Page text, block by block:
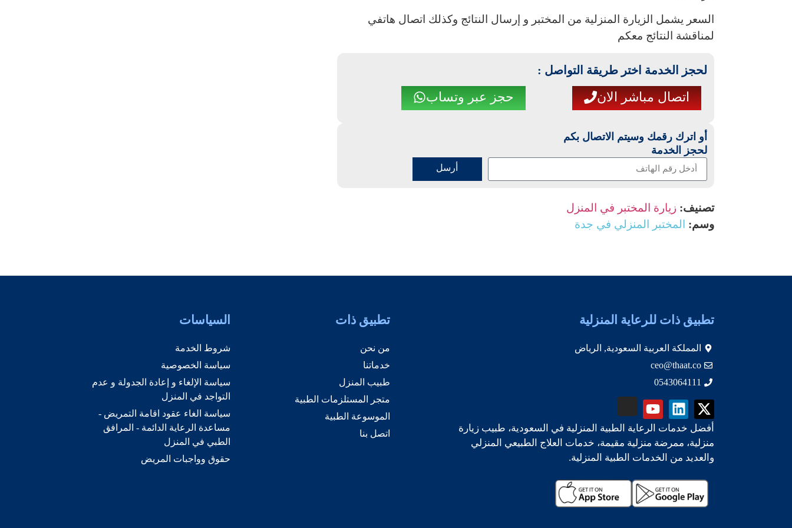
السعر يشمل الزيارة المنزلية من المختبر و إرسال النتائج وكذلك اتصال هاتفي
لمناقشة النتائج معكم
لحجز الخدمة اختر طريقة التواصل :
اتصال مباشر الان حجز عبر وتساب
أو اترك رقمك وسيتم الاتصال بكم
لحجز الخدمة
أرسل
تصنيف: زيارة المختبر في المنزل
وسم: المختبر المنزلي في جدة
تطبيق ذات للرعاية المنزلية
المملكة العربية السعودية, الرياض
ceo@thaat.co
0543064111
أفضل خدمات الرعاية الطبية المنزلية في السعودية، طبيب زيارة
منزلية، ممرضة منزلية مقيمة، خدمات العلاج الطبيعي المنزلي
والعديد من الخدمات الطبية المنزلية.
تطبيق ذات
من نحن
خدماتنا
طبيب المنزل
متجر المستلزمات الطبية
الموسوعة الطبية
اتصل بنا
السياسات
شروط الخدمة
سياسة الخصوصية
سياسة الإلغاء و إعادة الجدولة و عدم
التواجد في المنزل
سياسة الغاء عقود اقامة التمريض -
مساعدة الرعاية الدائمة - المرافق
الطبي في المنزل
حقوق وواجبات المريض